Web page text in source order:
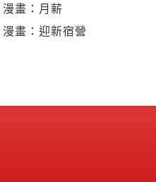
畫：月薪
畫：迎新宿營